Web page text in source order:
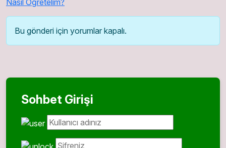
Nasıl Öğretelim?
Bu gönderi için yorumlar kapalı.
Sohbet Girişi